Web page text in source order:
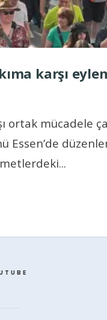
karşı
ortak mücadele
Essen’de
...